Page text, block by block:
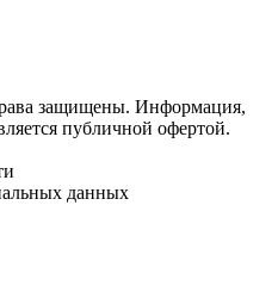
защищены. Информация,
публичной офертой.
данных